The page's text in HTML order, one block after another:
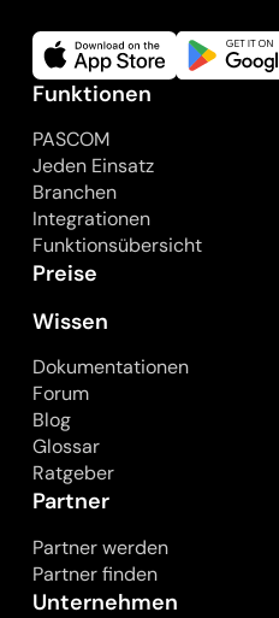
Funktionen
PASCOM
Jeden Einsatz
Branchen
Integrationen
Funktionsübersicht
Preise
Wissen
Dokumentationen
Forum
Blog
Glossar
Ratgeber
Partner
Partner werden
Partner finden
Unternehmen